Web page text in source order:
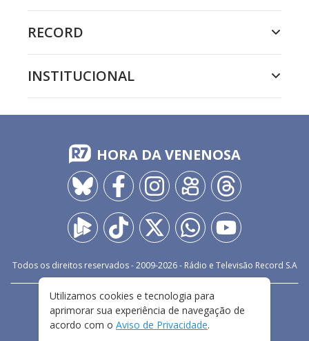
RECORD
INSTITUCIONAL
HORA DA VENENOSA
Todos os direitos reservados - 2009-2026- Rádio e Televisão Record S.A
FALE CONOSCO
PRIVACIDADE
TERMOS E CONDIÇÕES DE USO
Utilizamos cookies e tecnologia para
aprimorar sua experiência de navegação de
acordo com o Aviso de Privacidade.